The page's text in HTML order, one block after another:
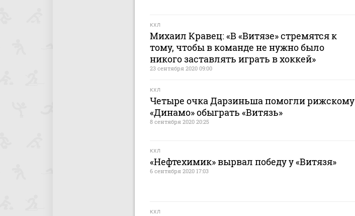
КХЛ
Михаил Кравец: «В «Витязе» стремятся к
тому, чтобы в команде не нужно было
никого заставлять играть в хоккей»
23 сентября 2020 09:00
КХЛ
Четыре очка Дарзиньша помогли рижскому
«Динамо» обыграть «Витязь»
8 сентября 2020 20:25
КХЛ
«Нефтехимик» вырвал победу у «Витязя»
6 сентября 2020 17:03
КХЛ